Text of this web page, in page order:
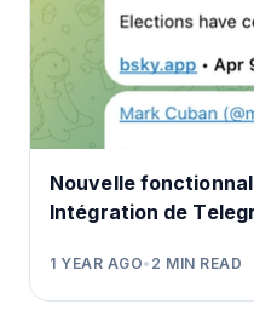
Nouvelle
Intégration de
1 YEAR AGO• 2 MIN READ